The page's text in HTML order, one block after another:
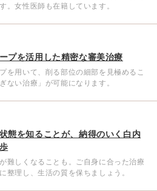
。女性医師も在籍しています。
プを活用した精密な審美治療
を用いて、削る部位の細部を見極めるこ
ない治療」が可能になります。
態を知ることが、納得のいく白内
難しくなることも。ご自身に合った治療
整理し、生活の質を保ちましょう。